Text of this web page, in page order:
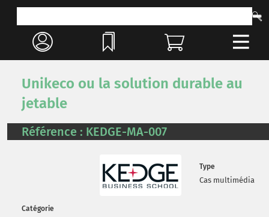
Unikeco ou la solution durable au
jetable
Référence : KEDGE-MA-007
Type
Cas multimédia
Catégorie